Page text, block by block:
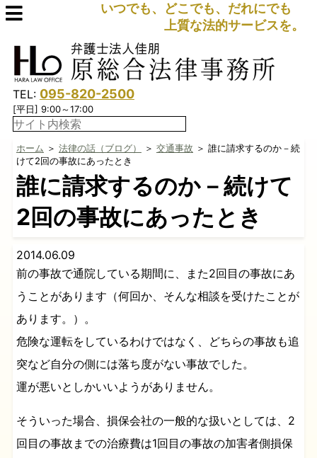
いつでも、どこでも、だれにでも
上質な法的サービスを。
TEL: 095-820-2500
[平日] 9:00～17:00
ホーム ＞ 法律の話（ブログ） ＞ 交通事故 ＞ 誰に請求するのか－続
けて2回の事故にあったとき
誰に請求するのか－続けて
2回の事故にあったとき
2014.06.09
前の事故で通院している期間に、また2回目の事故にあ
うことがあります（何回か、そんな相談を受けたことが
あります。）。
危険な運転をしているわけではなく、どちらの事故も追
突など自分の側には落ち度がない事故でした。
運が悪いとしかいいようがありません。
そういった場合、損保会社の一般的な扱いとしては、2
回目の事故までの治療費は1回目の事故の加害者側損保